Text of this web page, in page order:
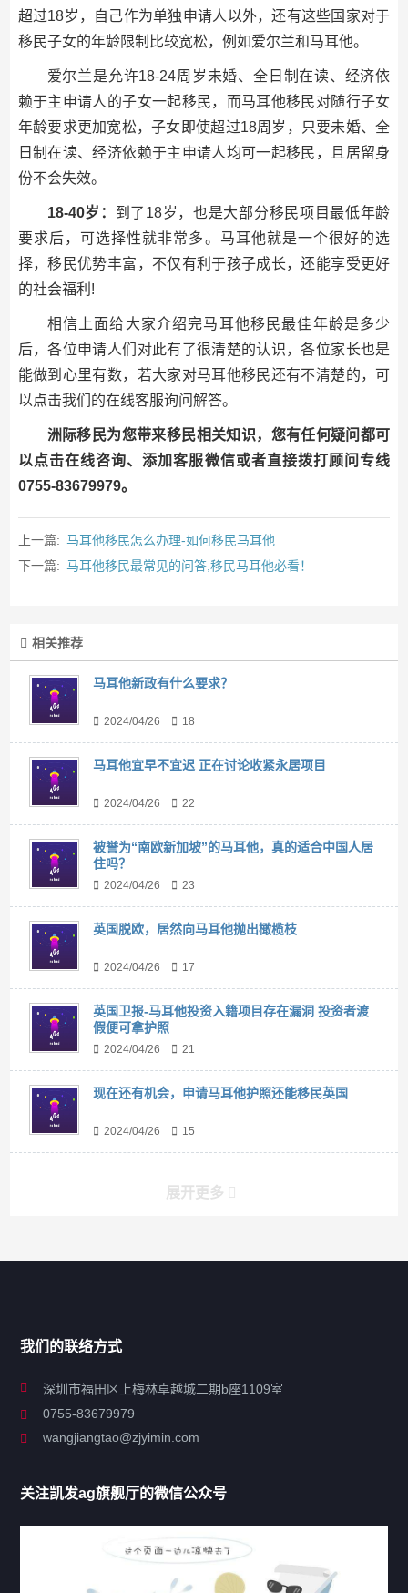
超过18岁，自己作为单独申请人以外，还有这些国家对于
移民子女的年龄限制比较宽松，例如爱尔兰和马耳他。
爱尔兰是允许18-24周岁未婚、全日制在读、经济依
赖于主申请人的子女一起移民，而马耳他移民对随行子女
年龄要求更加宽松，子女即使超过18周岁，只要未婚、全
日制在读、经济依赖于主申请人均可一起移民，且居留身
份不会失效。
18-40岁： 到了18岁，也是大部分移民项目最低年龄
要求后，可选择性就非常多。马耳他就是一个很好的选
择，移民优势丰富，不仅有利于孩子成长，还能享受更好
的社会福利!
相信上面给大家介绍完马耳他移民最佳年龄是多少
后，各位申请人们对此有了很清楚的认识，各位家长也是
能做到心里有数，若大家对马耳他移民还有不清楚的，可
以点击我们的在线客服询问解答。
洲际移民为您带来移民相关知识，您有任何疑问都可
以点击在线咨询、添加客服微信或者直接拨打顾问专线
0755-83679979。
上一篇: 马耳他移民怎么办理-如何移民马耳他
下一篇: 马耳他移民最常见的问答,移民马耳他必看！
相关推荐
马耳他新政有什么要求？
2024/04/26 18
马耳他宜早不宜迟 正在讨论收紧永居项目
2024/04/26 22
被誉为“南欧新加坡”的马耳他，真的适合中国人居
住吗？
2024/04/26 23
英国脱欧，居然向马耳他抛出橄榄枝
2024/04/26 17
英国卫报-马耳他投资入籍项目存在漏洞 投资者渡
假便可拿护照
2024/04/26 21
现在还有机会，申请马耳他护照还能移民英国
2024/04/26 15
展开更多
联系凯发ag旗舰厅
我们的联络方式
深圳市福田区上梅林卓越城二期b座1109室
0755-83679979
wangjiangtao@zjyimin.com
关注凯发ag旗舰厅的微信公众号